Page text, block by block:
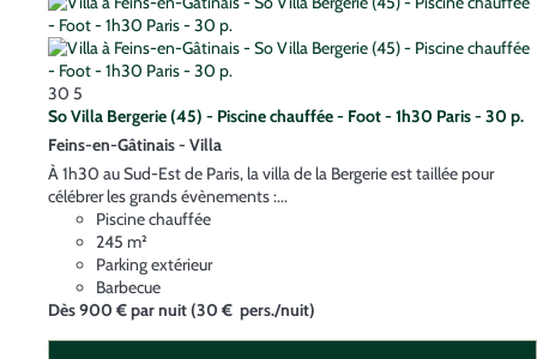
30 5
So Villa Bergerie (45) - Piscine chauffée - Foot - 1h30 Paris - 30 p.
Feins-en-Gâtinais - Villa
À 1h30 au Sud-Est de Paris, la villa de la Bergerie est taillée pour
célébrer les grands évènements :...
Piscine chauffée
245 m²
Parking extérieur
Barbecue
Dès900 €par nuit(30 € pers./nuit)